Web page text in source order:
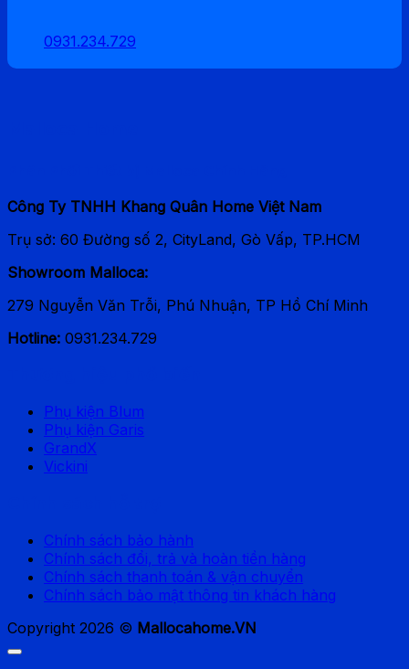
0931.234.729
Công Ty TNHH Khang Quân Home Việt Nam
Trụ sở: 60 Đường số 2, CityLand, Gò Vấp, TP.HCM
Showroom Malloca:
279 Nguyễn Văn Trỗi, Phú Nhuận, TP Hồ Chí Minh
Hotline: 0931.234.729
Phụ kiện Blum
Phụ kiện Garis
GrandX
Vickini
Chính sách bảo hành
Chính sách đổi, trả và hoàn tiền hàng
Chính sách thanh toán & vận chuyển
Chính sách bảo mật thông tin khách hàng
Copyright 2026 © Mallocahome.VN